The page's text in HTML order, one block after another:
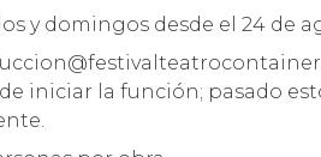
y domingos desde el 24 de
iniciar la función; pasado